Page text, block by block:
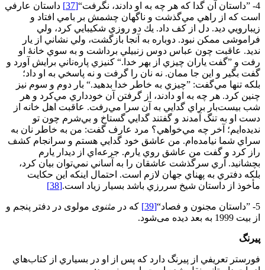
4- ”داستان آن گدا كه هر چه به او دادند، نگرفت“ [37]
داستان عارفي
است که از راهي مي‌گذشت و ناگهان چشمش بر بامي افتاد و
زيبارويي ديد. دل از كف داد. يك دو روزي شكيبايي كرد، ولي
فراموشی ممكن نبود. دوباره به آنجا بازگشت، ولي نشاني از يار
نديد. عاقبت چون عباس دوس زنبيلي برداشت و به سوي خانۀ او
رفت و ”گفت ياران چيزي از بهر خدا.“ كنيزي پاره‌ناني برايش آورد و
گفت بگير و اين جا ممان. نه نان را گرفت و نه پاسخي به او داد؛
بلكه تنها مي‌گفت: ”چيزي به خاطر خدا بدهيد.“ بار دوم و سوم نيز
چنین كرد. هر چه به او دادند، از گرفتن آن خودداري مي‌كرد و هر
شب بيست‌بار براي گدايي به آن سرا مي‌رفت. عاقبت اهل خانه از
دست او به تنگ آمدند و گفتند گدايي گستاخ و بي‌شرم چون تو
نديده‌ايم؛ آخر چه مي‌خواهي؟ مرد عارف گفت: من به خاطر نان به
سراي شما نیامده‌ام. من عاشق خود گدايي هستم و سرانجام كشف
راز كرد و گفت من عاشق روي يارم. جرعه‌اي از ديدار يارم
بچشانيد. آري سرگذشت عاشقان را به آساني نمي‌توان بيان كرد،
بلكه دفتري به پهناي جهان لازم است. احتمال اينكه اين حكايت
مأخوذ از داستان شيخ سررزي باشد بسيار زیاد است.[38]
5- ”داستان مجنون و فصاد“ [39] که در مثنوی مولوی در دفتر پنجم و
از بیت 1999 به بعد دیده می‌شود.
پیرنگ
فورستر تعريفي از پیرنگ دارد كه پس از او در بسياري از كتاب‌هاي